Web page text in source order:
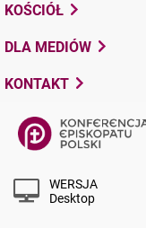
KOŚCIÓŁ
DLA MEDIÓW
KONTAKT
WERSJA
Desktop